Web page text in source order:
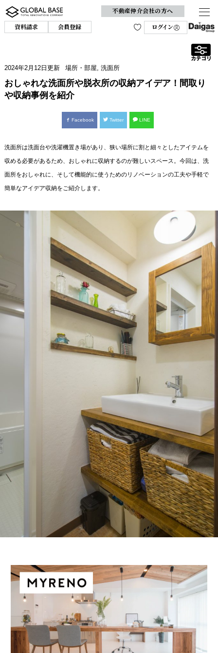
不動産仲介会社の方へ
資料請求
会員登録 ログイン
2024年2月12日更新 場所・部屋, 洗面所
おしゃれな洗面所や脱衣所の収納アイデア！間取り
や収納事例を紹介
Facebook Twitter LINE
洗面所は洗面台や洗濯機置き場があり、狭い場所に割と細々としたアイテムを
収める必要があるため、おしゃれに収納するのが難しいスペース。今回は、洗
面所をおしゃれに、そして機能的に使うためのリノベーションの工夫や手軽で
簡単なアイデア収納をご紹介します。